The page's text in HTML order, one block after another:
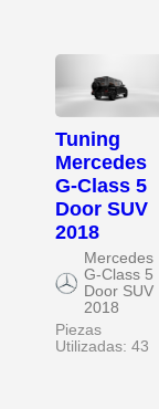
Tuning
Mercedes
G-Class 5
Door SUV
2018
Mercedes
G-Class 5
Door SUV
2018
Piezas
Utilizadas: 43